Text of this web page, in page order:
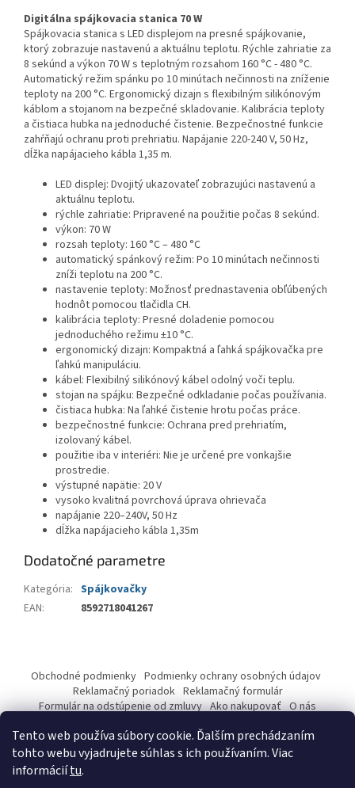
Tento web používa súbory cookie. Ďalším prechádzaním
tohto webu vyjadrujete súhlas s ich používaním. Viac
informáciítu.
Digitálna spájkovacia stanica 70 W
Spájkovacia stanica s LED displejom na presné spájkovanie,
ktorý zobrazuje nastavenú a aktuálnu teplotu. Rýchle zahriatie za
8 sekúnd a výkon 70 W s teplotným rozsahom 160 °C - 480 °C.
Automatický režim spánku po 10 minútach nečinnosti na zníženie
teploty na 200 °C. Ergonomický dizajn s flexibilným silikónovým
káblom a stojanom na bezpečné skladovanie. Kalibrácia teploty
a čistiaca hubka na jednoduché čistenie. Bezpečnostné funkcie
zahŕňajú ochranu proti prehriatiu. Napájanie 220-240 V, 50 Hz,
dĺžka napájacieho kábla 1,35 m.
LED displej: Dvojitý ukazovateľ zobrazujúci nastavenú a
aktuálnu teplotu.
rýchle zahriatie: Pripravené na použitie počas 8 sekúnd.
výkon: 70 W
rozsah teploty: 160 °C – 480 °C
automatický spánkový režim: Po 10 minútach nečinnosti
zníži teplotu na 200 °C.
nastavenie teploty: Možnosť prednastavenia obľúbených
hodnôt pomocou tlačidla CH.
kalibrácia teploty: Presné doladenie pomocou
jednoduchého režimu ±10 °C.
ergonomický dizajn: Kompaktná a ľahká spájkovačka pre
ľahkú manipuláciu.
kábel: Flexibilný silikónový kábel odolný voči teplu.
stojan na spájku: Bezpečné odkladanie počas používania.
čistiaca hubka: Na ľahké čistenie hrotu počas práce.
bezpečnostné funkcie: Ochrana pred prehriatím,
izolovaný kábel.
použitie iba v interiéri: Nie je určené pre vonkajšie
prostredie.
výstupné napätie: 20 V
vysoko kvalitná povrchová úprava ohrievača
napájanie 220–240V, 50 Hz
dĺžka napájacieho kábla 1,35m
Dodatočné parametre
Kategória: Spájkovačky
EAN: 8592718041267
ä
Obchodné podmienky Podmienky ochrany osobných údajov
Reklamačný poriadok Reklamačný formulár
Formulár na odstúpenie od zmluvy Ako nakupovať O nás